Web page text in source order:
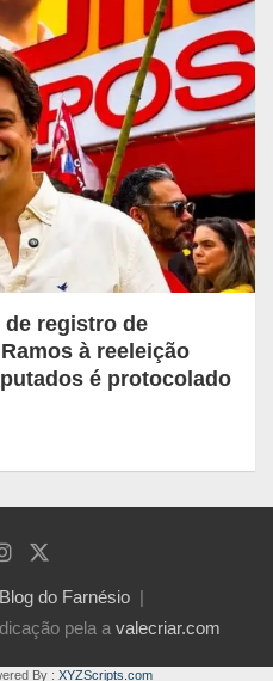
de registro de
à reeleição
é protocolado
Blog do Farnésio
pela a valecriar.com
By : XYZScripts.com